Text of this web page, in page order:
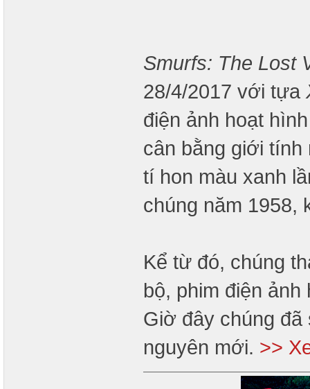
Smurfs: The Lost
28/4/2017 với tựa
điện ảnh hoạt
cân bằng giới tính
tí hon màu xanh
chúng năm 1958,
Kể từ đó, chúng
bộ, phim điện
Giờ đây chúng đã
nguyên mới. >>